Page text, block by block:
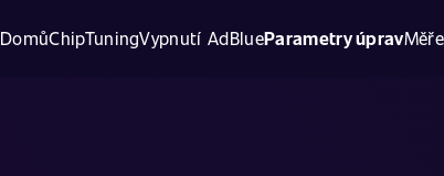
DomůChipTuningVypnutí AdBlueParametry úprav